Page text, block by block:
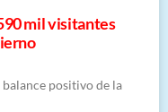
mil visitantes
positivo de la